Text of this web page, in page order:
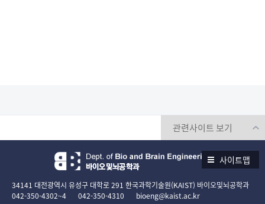
사이트맵
34141 대전광역시 유성구 대학로 291 한국과학기술원(KAIST) 바이오및뇌공학과
042-350-4302~4
042-350-4310 bioeng@kaist.ac.kr